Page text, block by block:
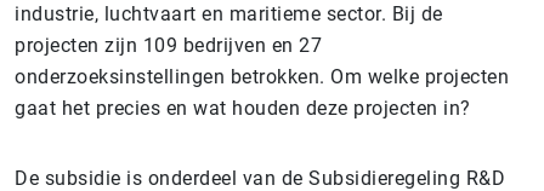
industrie, luchtvaart en maritieme sector. Bij de
projecten zijn 109 bedrijven en 27
onderzoeksinstellingen betrokken. Om welke projecten
gaat het precies en wat houden deze projecten in?
De subsidie is onderdeel van de Subsidieregeling R&D